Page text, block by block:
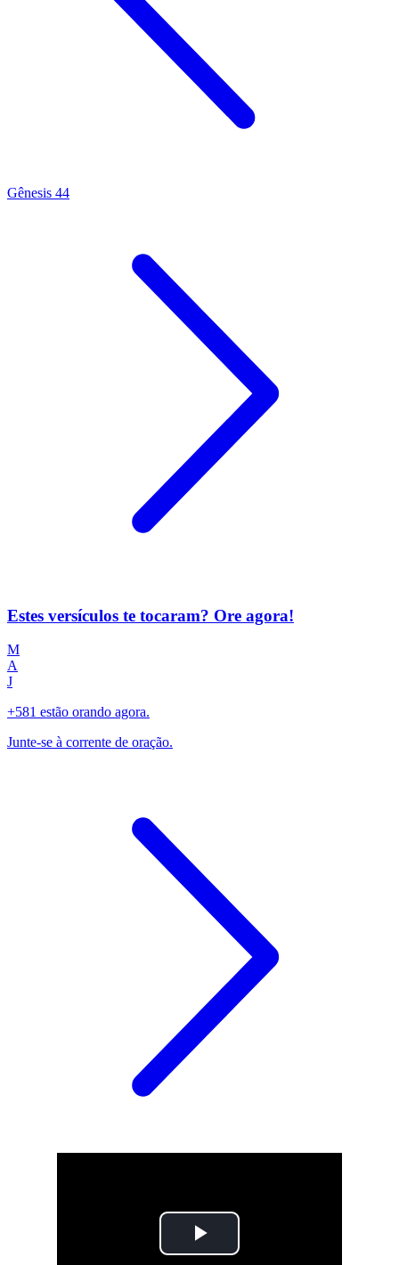
Gênesis 44
Estes versículos te tocaram? Ore agora!
M
A
J
+581 estão orando agora.
Junte-se à corrente de oração.